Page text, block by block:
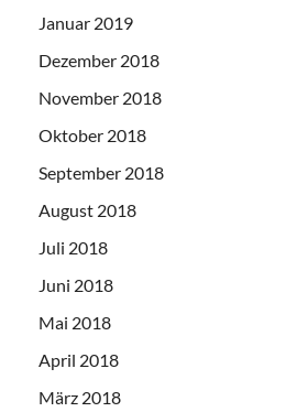
Januar 2019
Dezember 2018
November 2018
Oktober 2018
September 2018
August 2018
Juli 2018
Juni 2018
Mai 2018
April 2018
März 2018